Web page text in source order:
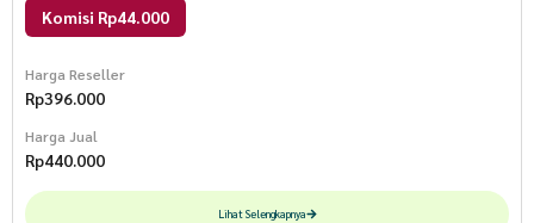
Komisi Rp44.000
Harga Reseller
Rp396.000
Harga Jual
Rp440.000
Lihat Selengkapnya